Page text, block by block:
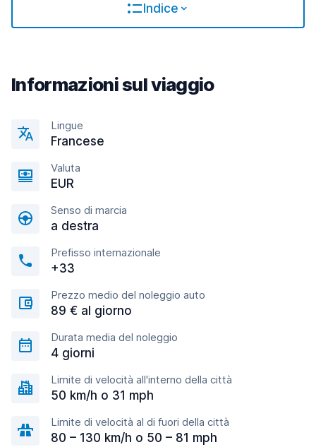
Indice
Informazioni sul viaggio
Lingue
Francese
Valuta
EUR
Senso di marcia
a destra
Prefisso internazionale
+33
Prezzo medio del noleggio auto
89 € al giorno
Durata media del noleggio
4 giorni
Limite di velocità all'interno della città
50 km/h o 31 mph
Limite di velocità al di fuori della città
80 – 130 km/h o 50 – 81 mph